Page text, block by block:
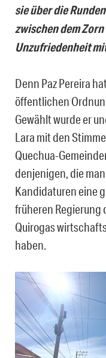
sie über die
zwischen dem
Unzufriedenheit
Denn Paz Pereira
öffentlichen
Gewählt wurde er
Lara mit den
Quechua-
denjenigen, die
Kandidaturen eine
früheren Regierung
Quirogas
haben.